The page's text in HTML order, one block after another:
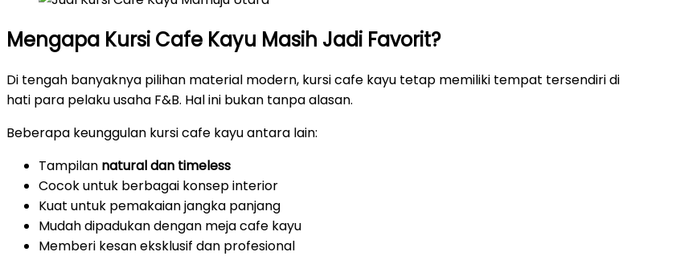
Mengapa Kursi Cafe Kayu Masih Jadi Favorit?
Di tengah banyaknya pilihan material modern, kursi cafe kayu tetap memiliki tempat tersendiri di
hati para pelaku usaha F&B. Hal ini bukan tanpa alasan.
Beberapa keunggulan kursi cafe kayu antara lain:
Tampilan natural dan timeless
Cocok untuk berbagai konsep interior
Kuat untuk pemakaian jangka panjang
Mudah dipadukan dengan meja cafe kayu
Memberi kesan eksklusif dan profesional